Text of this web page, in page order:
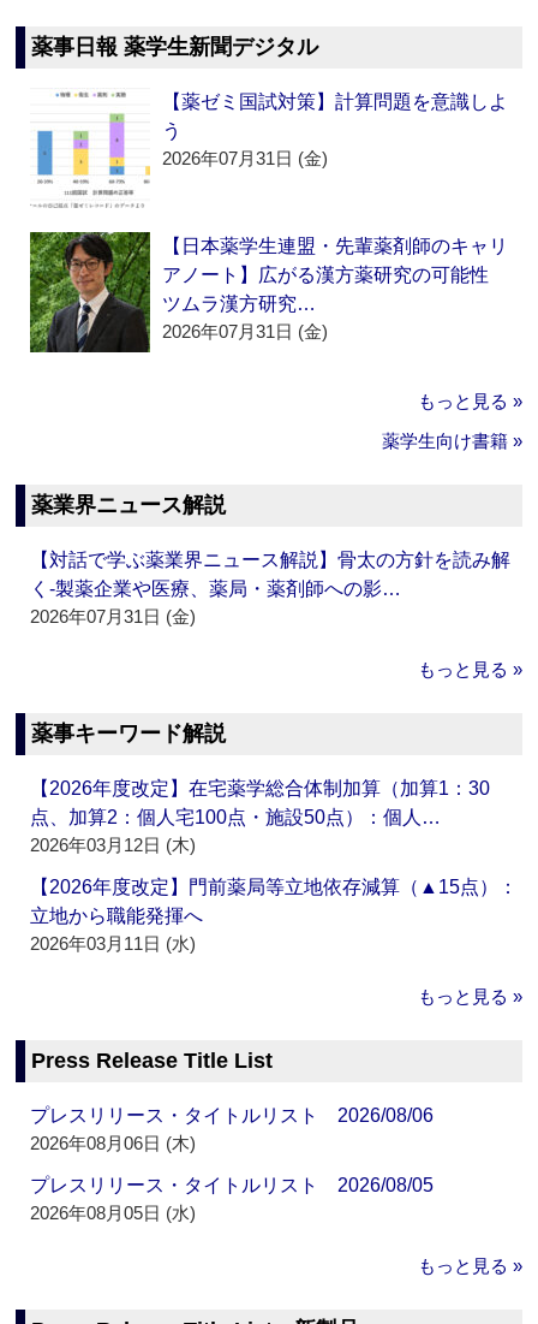
薬事日報 薬学生新聞デジタル
【薬ゼミ国試対策】計算問題を意識しよ
う
2026年07月31日 (金)
【日本薬学生連盟・先輩薬剤師のキャリ
アノート】広がる漢方薬研究の可能性
ツムラ漢方研究…
2026年07月31日 (金)
もっと見る »
薬学生向け書籍 »
薬業界ニュース解説
【対話で学ぶ薬業界ニュース解説】骨太の方針を読み解
く‐製薬企業や医療、薬局・薬剤師への影…
2026年07月31日 (金)
もっと見る »
薬事キーワード解説
【2026年度改定】在宅薬学総合体制加算（加算1：30
点、加算2：個人宅100点・施設50点）：個人…
2026年03月12日 (木)
【2026年度改定】門前薬局等立地依存減算（▲15点）：
立地から職能発揮へ
2026年03月11日 (水)
もっと見る »
Press Release Title List
プレスリリース・タイトルリスト 2026/08/06
2026年08月06日 (木)
プレスリリース・タイトルリスト 2026/08/05
2026年08月05日 (水)
もっと見る »